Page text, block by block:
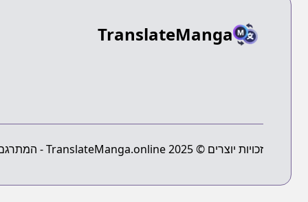
TranslateManga
זכויות יוצרים © 2025 TranslateManga.online - המתרגם המוחלט של מנגה - כל הזכויות שמורות.